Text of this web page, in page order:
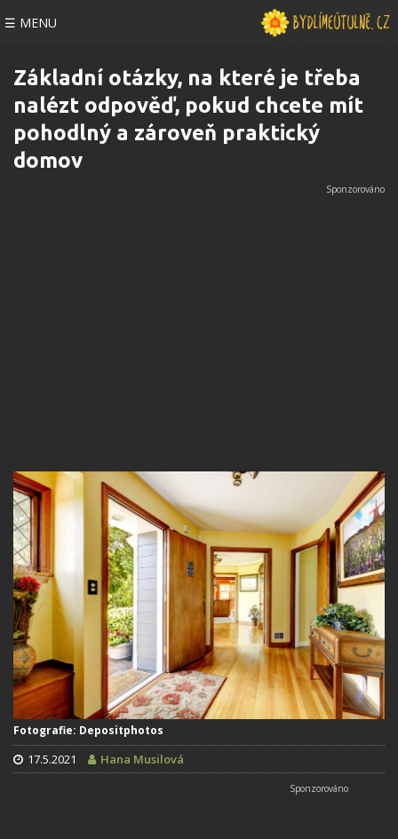
☰ MENU
Základní otázky, na které je třeba
nalézt odpověď, pokud chcete mít
pohodlný a zároveň praktický
domov
Fotografie: Depositphotos
17.5.2021 Hana Musilová